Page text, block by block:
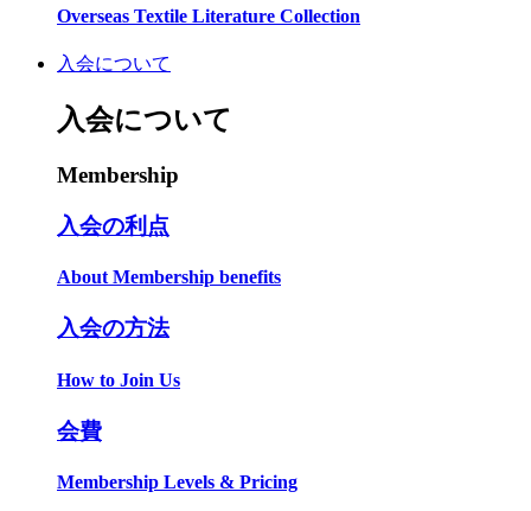
Overseas Textile Literature Collection
入会について
入会について
Membership
入会の利点
About Membership benefits
入会の方法
How to Join Us
会費
Membership Levels & Pricing